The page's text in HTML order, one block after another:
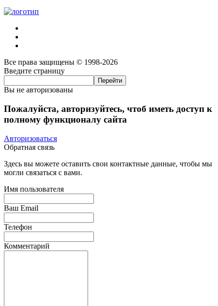
Все права защищены © 1998-2026
Введите страницу
Вы не авторизованы
Пожалуйста, авторизуйтесь, чтоб иметь доступ к
полному функционалу сайта
Авторизоваться
Обратная связь
Здесь вы можете оставить свои контактные данные, чтобы мы
могли связаться с вами.
Имя пользователя
Ваш Email
Телефон
Комментарий